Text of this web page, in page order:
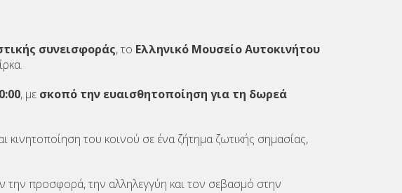
συνεισφοράς, το Ελληνικό Μουσείο Αυτοκινήτου
, με σκοπό την ευαισθητοποίηση για τη δωρεά
του κοινού σε ένα ζήτημα ζωτικής σημασίας,
προσφορά, την αλληλεγγύη και τον σεβασμό στην